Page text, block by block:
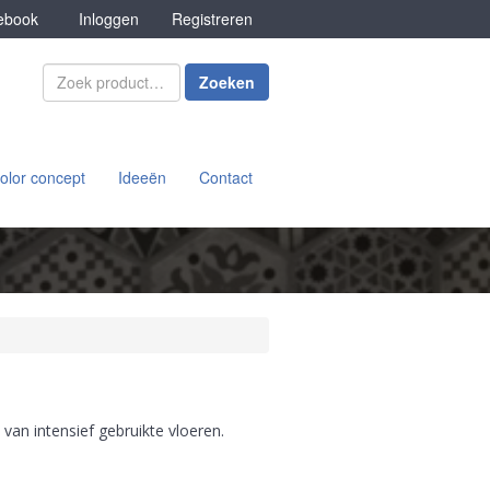
Inloggen Registreren
Zoeken
concept Ideeën Contact
intensief gebruikte vloeren.